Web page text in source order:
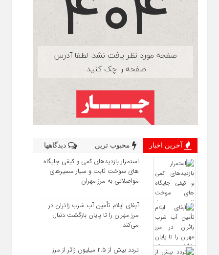
آخرین اخبار محبوب ترین دیدگاهها
استمرار بازدیدهای کمی و کیفی جایگاه‌
های سوخت ثابت و سیار مسیرهای
مواصلاتی به مرز مهران
آبفای ایلام تأمین آب شرب زائران در
مرز مهران را تا پایان بازگشت دنبال
می‌کند
تردد بیش از ۲.۵ میلیون زائر از مرز